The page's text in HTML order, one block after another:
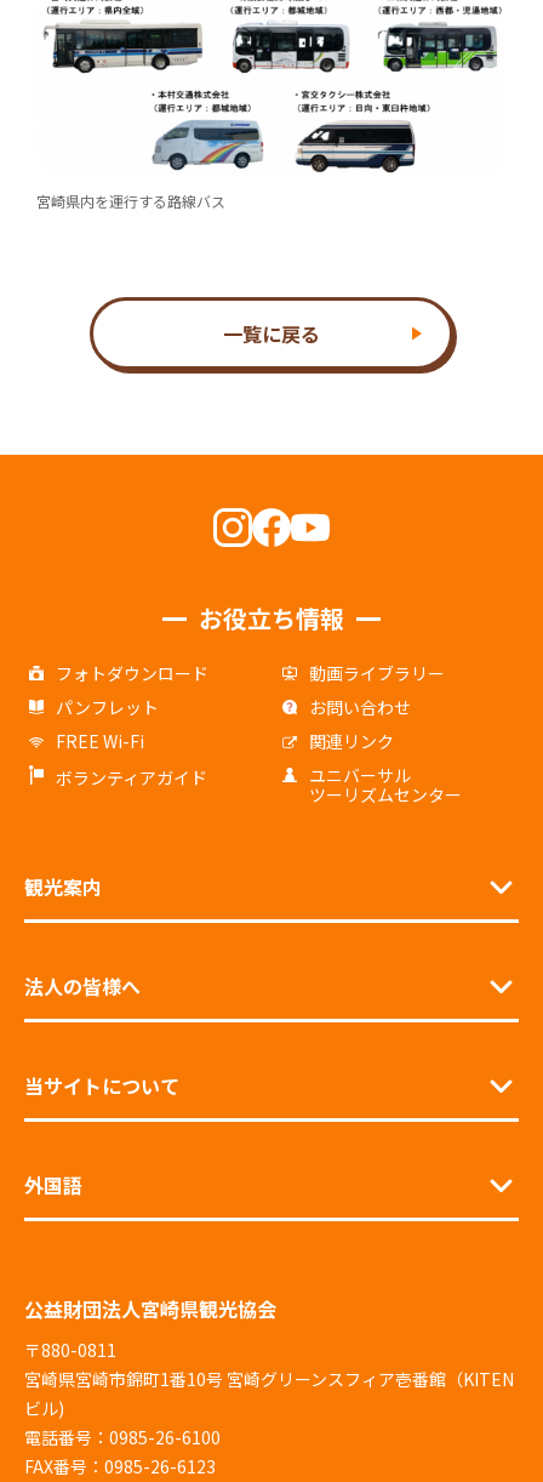
宮崎県内を運行する路線バス
一覧に戻る
お役立ち情報
フォトダウンロード
動画ライブラリー
パンフレット
お問い合わせ
FREE Wi-Fi
関連リンク
ボランティアガイド
ユニバーサル
ツーリズムセンター
観光案内
法人の皆様へ
当サイトについて
外国語
公益財団法人宮崎県観光協会
〒880-0811
宮崎県宮崎市錦町1番10号 宮崎グリーンスフィア壱番館（KITEN
ビル)
電話番号：0985-26-6100
FAX番号：0985-26-6123